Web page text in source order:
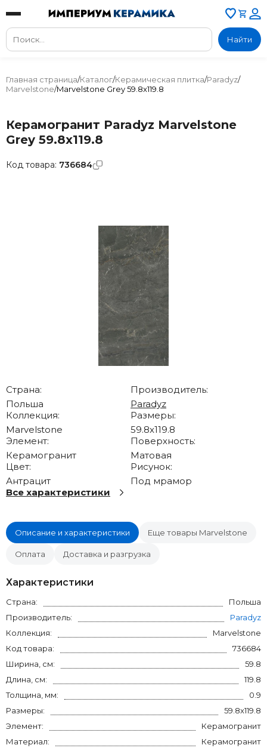
Найти
Главная страница/Каталог/Керамическая плитка/Paradyz/
Marvelstone/Marvelstone Grey 59.8x119.8
Керамогранит Paradyz Marvelstone
Grey 59.8x119.8
Страна:
Польша
Производитель:
Paradyz
Коллекция:
Marvelstone
Размеры:
59.8x119.8
Элемент:
Керамогранит
Поверхность:
Матовая
Цвет:
Антрацит
Рисунок:
Под мрамор
Все характеристики
Описание и характеристики Еще товары Marvelstone
Оплата Доставка и разгрузка
Характеристики
Страна:
Польша
Производитель:
Paradyz
Коллекция:
Marvelstone
Код товара:
736684
Ширина, см:
59.8
Длина, см:
119.8
Толщина, мм:
0.9
Размеры:
59.8x119.8
Элемент:
Керамогранит
Материал:
Керамогранит
Код товара: 736684